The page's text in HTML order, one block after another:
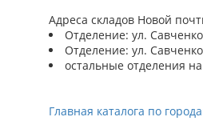
Адреса складов Новой
Отделение: ул.
Отделение: ул.
остальные отделения
Главная каталога по